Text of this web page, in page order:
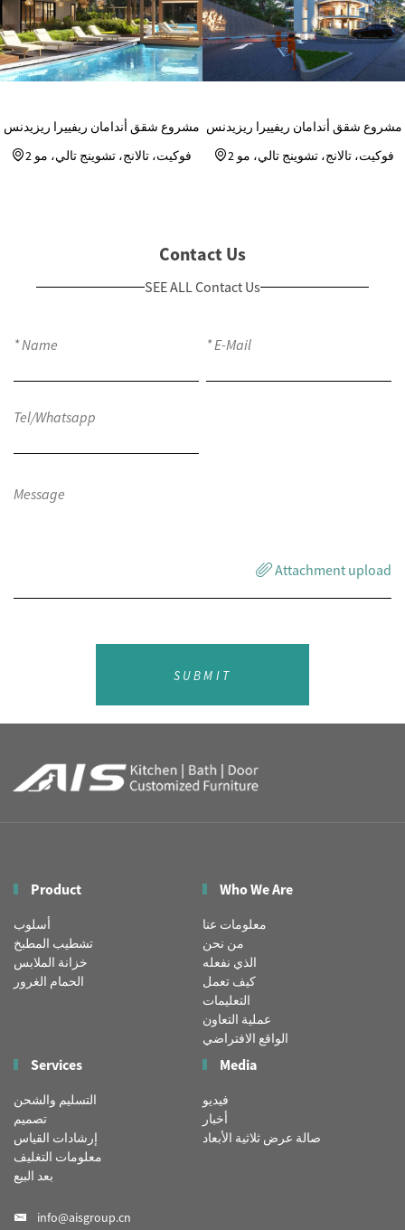
مشروع شقق أندامان ريفييرا ريزيدنس
فوكيت، تالانج، تشوينج تالي، مو 2
مشروع شقق أندامان ريفييرا ريزيدنس
فوكيت، تالانج، تشوينج تالي، مو 2
Contact Us
SEE ALL Contact Us
Attachment upload
SUBMIT
Product
أسلوب
تشطيب المطبخ
خزانة الملابس
الحمام الغرور
Who We Are
معلومات عنا
من نحن
الذي نفعله
كيف تعمل
التعليمات
عملية التعاون
الواقع الافتراضي
Services
التسليم والشحن
تصميم
إرشادات القياس
معلومات التغليف
بعد البيع
Media
فيديو
أخبار
صالة عرض ثلاثية الأبعاد
info@aisgroup.cn